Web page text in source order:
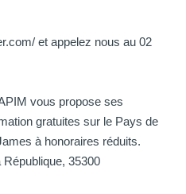
et appelez nous au 02
vous propose ses
gratuites sur le Pays de
à honoraires réduits.
35300